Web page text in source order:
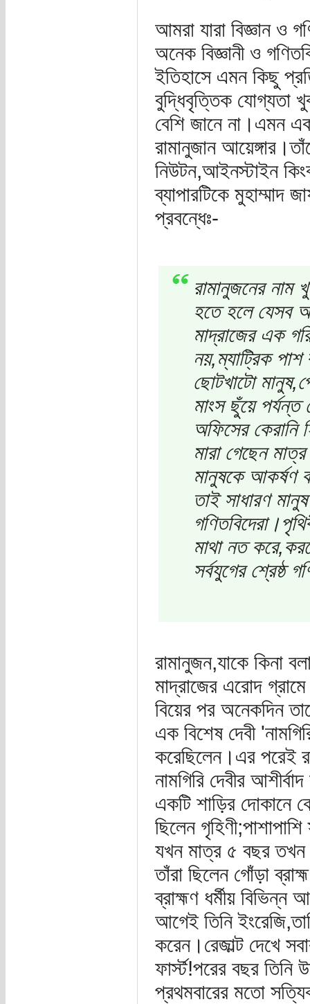
আমরা যারা বিজ্ঞান ও
অনেক বিজ্ঞানী ও
ইতিহাসে এমন কিছু
বুদ্ধিবৃত্তিক যোগ্যতা
বেশি জানে না।এমন
রামানুজান
নিউটন,আইনস্টাইন
ব্যাপারটিকে মুহাম্মাদ
প্রবন্ধেঃ-
রামানুজনের নাম
হতে হলে যেসব
মাদ্রাজের এক
নয়,ম্যাট্রিক
ছোটখাটো
মাংস ছুঁয়ে পর্যন্ত
অফিসের কেরানি
মারা গেছেন
মানুষকে আকর্ষণ
তাই সাধারণ
মাথা নত
সর্বযুগের শ্রেষ্ঠ
রামানুজন,যাকে কিনা
মাদ্রাজের এরোদ
বিয়ের পর অনেকদিন
এক বিশেষ দেবী
করেছিলেন।এর পরেই
নামগিরি দেবীর
একটি শাড়ির দোকানে
ছিলেন
যখন মাত্র ৫ বছর তখন
তাঁরা ছিলেন গোঁড়া
ব্রাহ্মণ ধর্মীয়
আগেই তিনি
করেন।রেজাল্ট দেখে
ফার্স্ট!পরের বছর তিনি
প্রথমবারের মতো